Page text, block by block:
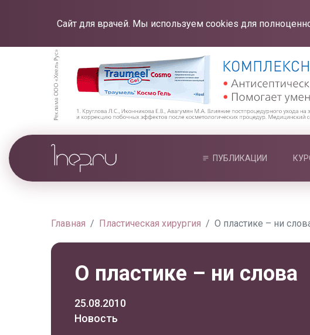
Сайт для врачей. Мы используем cookies для
ПУБЛИКАЦИИ
Главная Пластическая хирургия О пластике – ни
О пластике – ни слова
25.08.2010
Новость